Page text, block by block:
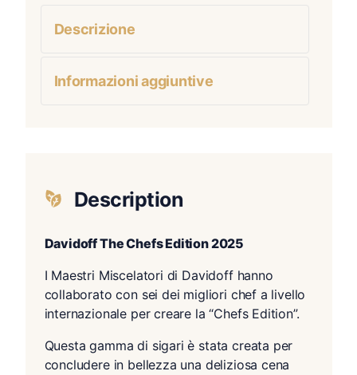
Descrizione
Informazioni aggiuntive
Description
Davidoff The Chefs Edition 2025
I Maestri Miscelatori di Davidoff hanno
collaborato con sei dei migliori chef a livello
internazionale per creare la “Chefs Edition”.
Questa gamma di sigari è stata creata per
concludere in bellezza una deliziosa cena